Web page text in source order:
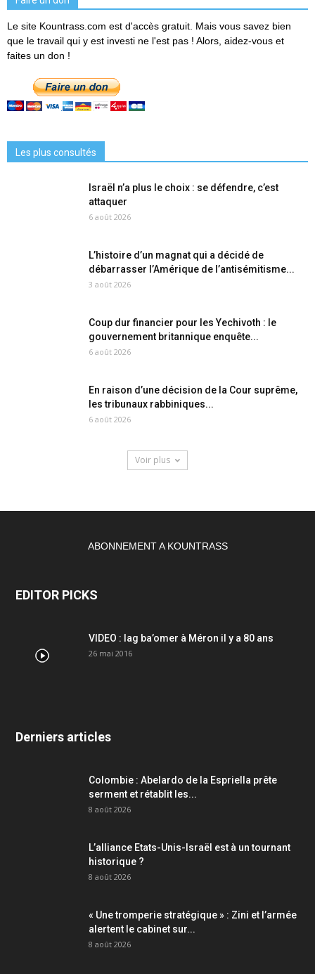
Le site Kountrass.com est d'accès gratuit. Mais vous savez bien
que le travail qui y est investi ne l'est pas ! Alors, aidez-vous et
faites un don !
Les plus consultés
Israël n’a plus le choix : se défendre, c’est
attaquer
6 août 2026
L’histoire d’un magnat qui a décidé de
débarrasser l’Amérique de l’antisémitisme...
3 août 2026
Coup dur financier pour les Yechivoth : le
gouvernement britannique enquête...
6 août 2026
En raison d’une décision de la Cour suprême,
les tribunaux rabbiniques...
6 août 2026
Voir plus
ABONNEMENT A KOUNTRASS
EDITOR PICKS
VIDEO : lag ba’omer à Méron il y a 80 ans
26 mai 2016
Derniers articles
Colombie : Abelardo de la Espriella prête
serment et rétablit les...
8 août 2026
L’alliance Etats-Unis-Israël est à un tournant
historique ?
8 août 2026
« Une tromperie stratégique » : Zini et l’armée
alertent le cabinet sur...
8 août 2026